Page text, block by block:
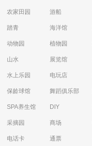
农家田园 游船
踏青 海洋馆
动物园 植物园
山水 展览馆
水上乐园 电玩店
保龄球馆 舞蹈俱乐部
SPA养生馆 DIY
采摘园 商场
电话卡 通票